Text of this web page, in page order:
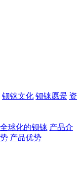
钡铼文化 钡铼愿景 资
全球化的钡铼 产品介
产品优势